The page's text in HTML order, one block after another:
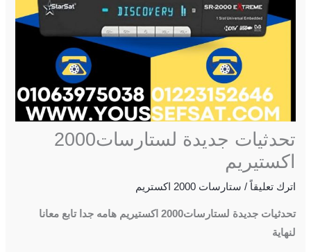
تحدثيات جديدة لستارسات2000
اكستيريم
اترك تعليقاً / ستارسات 2000 اكستريم
تحدثيات جديدة لستارسات2000 اكستيريم هامه جدا تابع معانا
لنهاية